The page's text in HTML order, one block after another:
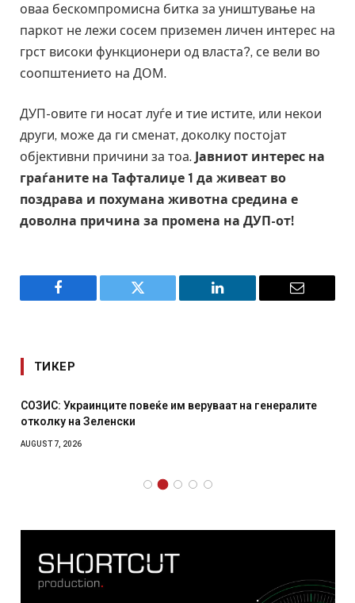
оваа бескомпромисна битка за уништување на
паркот не лежи сосем приземен личен интерес на
грст високи функционери од власта?, се вели во
соопштението на ДОМ.
ДУП-овите ги носат луѓе и тие истите, или некои
други, може да ги сменат, доколку постојат
објективни причини за тоа. Јавниот интерес на
граѓаните на Тафталиџе 1 да живеат во
поздрава и похумана животна средина е
доволна причина за промена на ДУП-от!
Facebook Twitter LinkedIn Email
ТИКЕР
СОЗИС: Украинците повеќе им веруваат на генералите
отколку на Зеленски
AUGUST 7, 2026